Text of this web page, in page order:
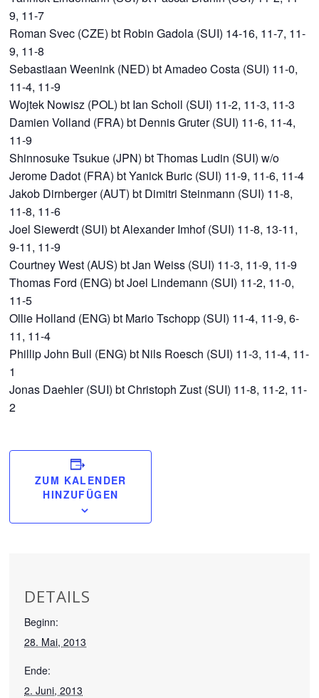
9, 11-7
Roman Svec (CZE) bt Robin Gadola (SUI) 14-16, 11-7, 11-
9, 11-8
Sebastiaan Weenink (NED) bt Amadeo Costa (SUI) 11-0,
11-4, 11-9
Wojtek Nowisz (POL) bt Ian Scholl (SUI) 11-2, 11-3, 11-3
Damien Volland (FRA) bt Dennis Gruter (SUI) 11-6, 11-4,
11-9
Shinnosuke Tsukue (JPN) bt Thomas Ludin (SUI) w/o
Jerome Dadot (FRA) bt Yanick Buric (SUI) 11-9, 11-6, 11-4
Jakob Dirnberger (AUT) bt Dimitri Steinmann (SUI) 11-8,
11-8, 11-6
Joel Siewerdt (SUI) bt Alexander Imhof (SUI) 11-8, 13-11,
9-11, 11-9
Courtney West (AUS) bt Jan Weiss (SUI) 11-3, 11-9, 11-9
Thomas Ford (ENG) bt Joel Lindemann (SUI) 11-2, 11-0,
11-5
Ollie Holland (ENG) bt Mario Tschopp (SUI) 11-4, 11-9, 6-
11, 11-4
Phillip John Bull (ENG) bt Nils Roesch (SUI) 11-3, 11-4, 11-
1
Jonas Daehler (SUI) bt Christoph Zust (SUI) 11-8, 11-2, 11-
2
ZUM KALENDER
HINZUFÜGEN
DETAILS
Beginn:
28. Mai, 2013
Ende:
2. Juni, 2013